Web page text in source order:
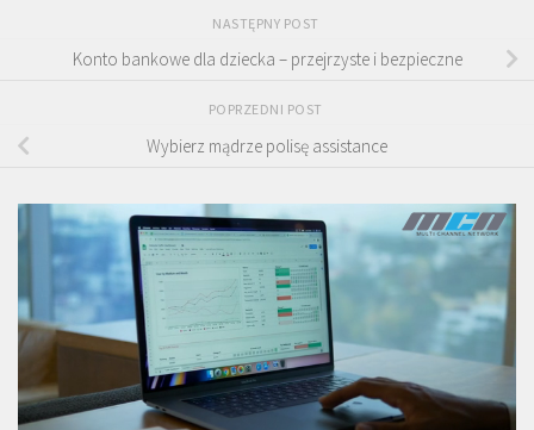
NASTĘPNY POST
Konto bankowe dla dziecka – przejrzyste i bezpieczne
POPRZEDNI POST
Wybierz mądrze polisę assistance